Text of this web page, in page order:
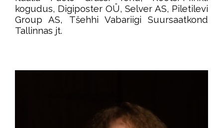
kogudus, Digiposter OÜ, Selver AS, Piletilevi
Group AS, Tšehhi Vabariigi Suursaatkond
Tallinnas jt.